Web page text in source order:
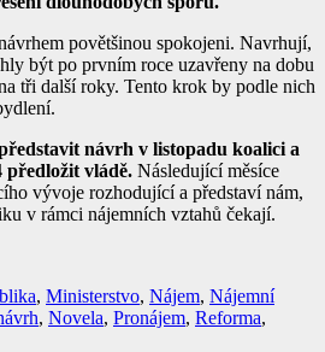
povětšinou spokojeni. Navrhují,
být po prvním roce uzavřeny na dobu
tři další roky. Tento krok by podle nich
návrh v listopadu koalici a
předložit vládě. Následující měsíce
vývoje rozhodující a představí nám,
v rámci nájemních vztahů čekají.
, Ministerstvo, Nájem, Nájemní
, Novela, Pronájem, Reforma,